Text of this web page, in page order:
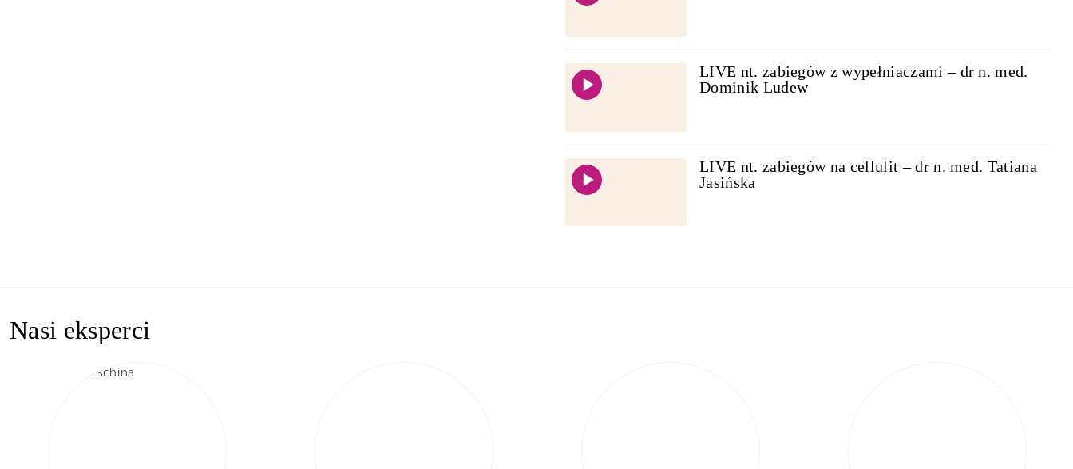
LIVE nt. zabiegów z wypełniaczami – dr n. med.
Dominik Ludew
LIVE nt. zabiegów na cellulit – dr n. med. Tatiana
Jasińska
Nasi eksperci